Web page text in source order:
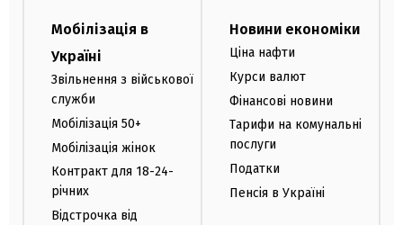
Мобілізація в
Україні
Звільнення з військової
служби
Мобілізація 50+
Мобілізація жінок
Контракт для 18-24-
річних
Відстрочка від
Новини економіки
Ціна нафти
Курси валют
Фінансові новини
Тарифи на комунальні
послуги
Податки
Пенсія в Україні